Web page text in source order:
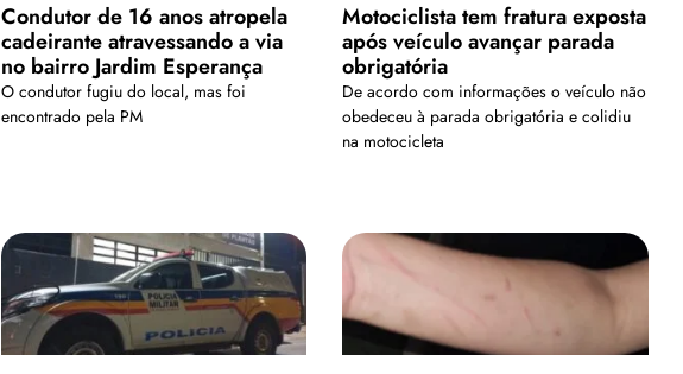
Condutor de 16 anos atropela
cadeirante atravessando a via
no bairro Jardim Esperança
O condutor fugiu do local, mas foi
encontrado pela PM
Motociclista tem fratura exposta
após veículo avançar parada
obrigatória
De acordo com informações o veículo não
obedeceu à parada obrigatória e colidiu
na motocicleta